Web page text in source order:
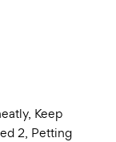
, Keep
2, Petting